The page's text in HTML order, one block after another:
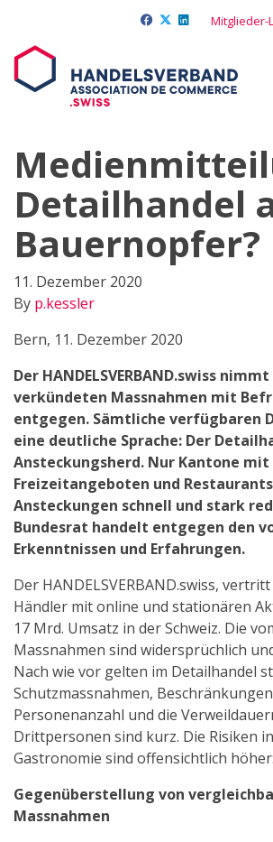
Mitglieder-
Detailhandel
Bauernopfer?
11. Dezember 2020
By p.kessler
Bern, 11. Dezember 2020
Der HANDELSVERBAND.swiss
verkündeten Massnahmen mit
entgegen. Sämtliche verfügbaren
eine deutliche Sprache: Der
Ansteckungsherd. Nur Kantone mit
Freizeitangeboten und
Ansteckungen schnell und stark
Bundesrat handelt entgegen den
Erkenntnissen und Erfahrungen.
Der HANDELSVERBAND.swiss,
Händler mit online und stationären
17 Mrd. Umsatz in der Schweiz. Die
Massnahmen sind widersprüchlich
Nach wie vor gelten im Detailhandel
Schutzmassnahmen,
Personenanzahl und die
Drittpersonen sind kurz. Die Risiken
Gastronomie sind offensichtlich höher:
Gegenüberstellung von
Massnahmen